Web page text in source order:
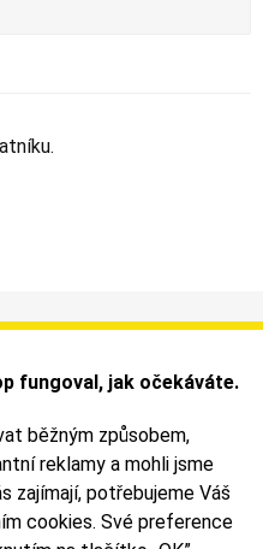
Můj účet
Faktury
fungoval, jak očekáváte.
běžným způsobem,
reklamy a mohli jsme
zajímají, potřebujeme Váš
cookies. Své preference